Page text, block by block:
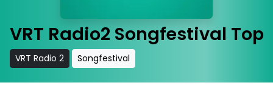
VRT Radio2 Songfestival Top
VRT Radio 2 Songfestival